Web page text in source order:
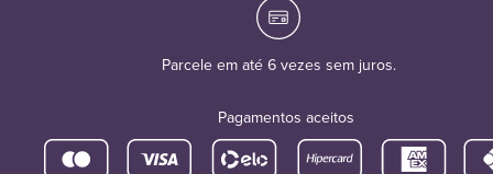
Parcele em até 6 vezes sem juros.
Pagamentos aceitos